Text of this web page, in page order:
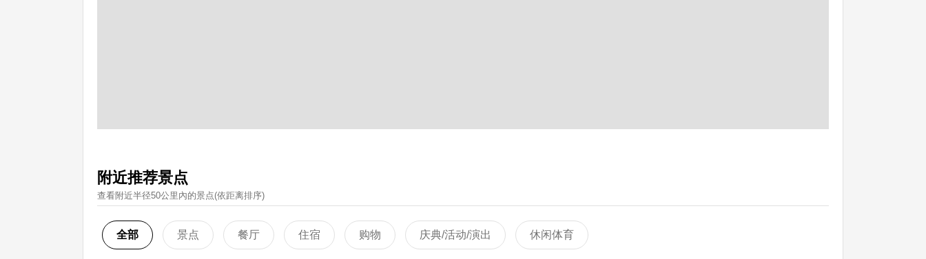
附近推荐景点
查看附近半径50公里內的景点(依距离排序)
全部 景点 餐厅 住宿 购物 庆典/活动/演出 休闲体育